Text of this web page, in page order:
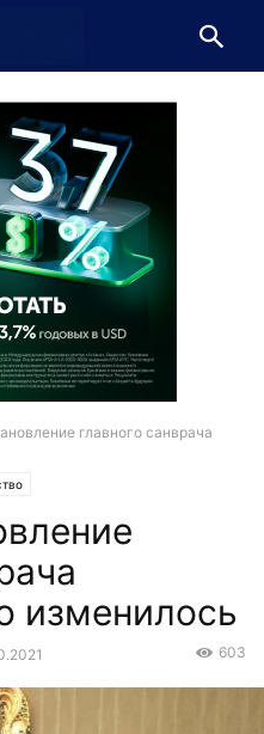
главного санврача
изменилось
603